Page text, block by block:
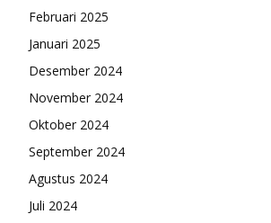
Februari 2025
Januari 2025
Desember 2024
November 2024
Oktober 2024
September 2024
Agustus 2024
Juli 2024